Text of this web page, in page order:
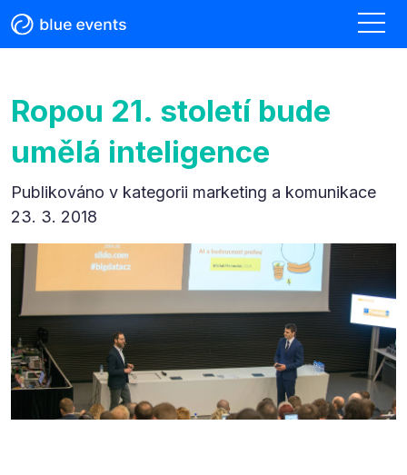
Ropou 21. století bude
umělá inteligence
Publikováno v kategorii marketing a komunikace
23. 3. 2018